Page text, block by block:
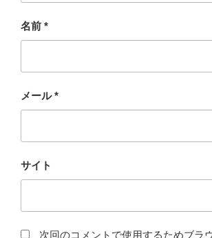
名前 *
メール*
サイト
次回のコメントで使用するためブラ